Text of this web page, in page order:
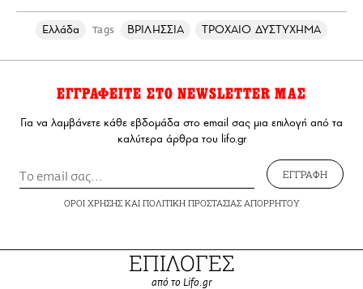
Ελλάδα Tags ΒΡΙΛΗΣΣΙΑ ΤΡΟΧΑΙΟ ΔΥΣΤΥΧΗΜΑ
ΕΓΓΡΑΦΕΙΤΕ ΣΤΟ NEWSLETTER ΜΑΣ
Για να λαμβάνετε κάθε εβδομάδα στο email σας μια επιλογή από τα
καλύτερα άρθρα του lifo.gr
ΕΓΓΡΑΦΗ
ΟΡΟΙ ΧΡΗΣΗΣΚΑΙ ΠΟΛΙΤΙΚΗ ΠΡΟΣΤΑΣΙΑΣ ΑΠΟΡΡΗΤΟΥ
ΕΠΙΛΟΓΕΣ
από το Lifo.gr